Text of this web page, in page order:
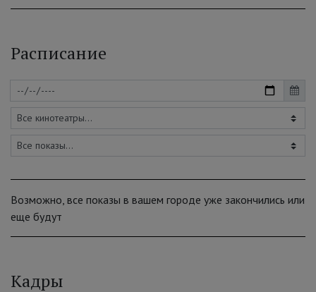
Расписание
Возможно, все показы в вашем городе уже закончились или
еще будут
Кадры